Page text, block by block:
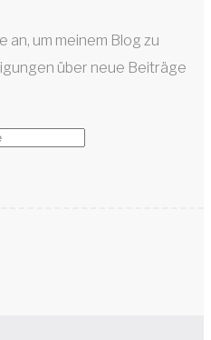
an, um meinem Blog zu
über neue Beiträge